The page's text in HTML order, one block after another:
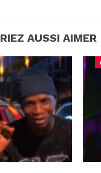
AUSSI AIMER